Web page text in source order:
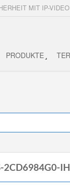
MIT IP-
PRODUKTE
2CD6984G0-